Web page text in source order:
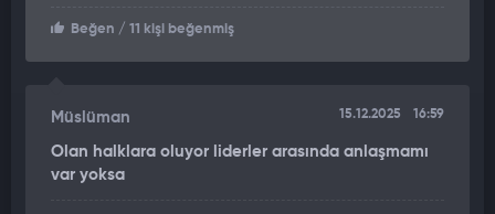
Beğen / 11 kişi beğenmiş
Müslüman 15.12.2025 16:59
Olan halklara oluyor liderler arasında anlaşmamı
var yoksa